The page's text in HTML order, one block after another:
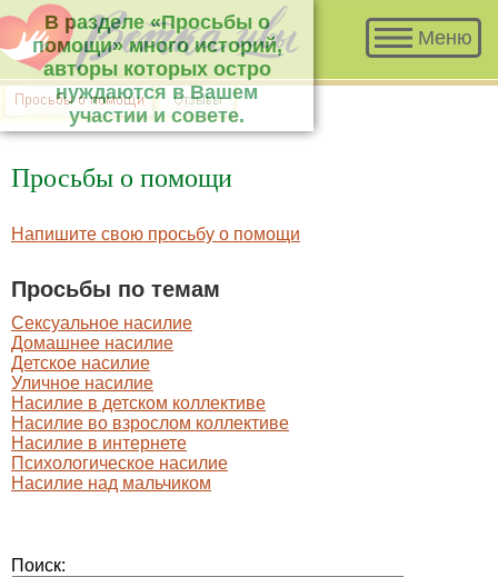
В разделе «Просьбы о помощи» много
историй, авторы которых остро нуждаются
в Вашем участии и совете.
Меню
Просьбы о помощи
Напишите свою просьбу о помощи
Просьбы по темам
Сексуальное насилие
Домашнее насилие
Детское насилие
Уличное насилие
Насилие в детском коллективе
Насилие во взрослом коллективе
Насилие в интернете
Психологическое насилие
Насилие над мальчиком
Поиск: